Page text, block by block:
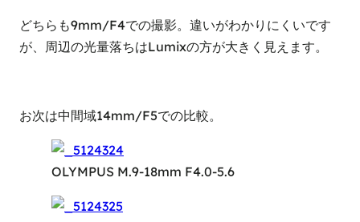
どちらも9mm/F4での撮影。違いがわかりにくいです
が、周辺の光量落ちはLumixの方が大きく見えます。
お次は中間域14mm/F5での比較。
OLYMPUS M.9-18mm F4.0-5.6